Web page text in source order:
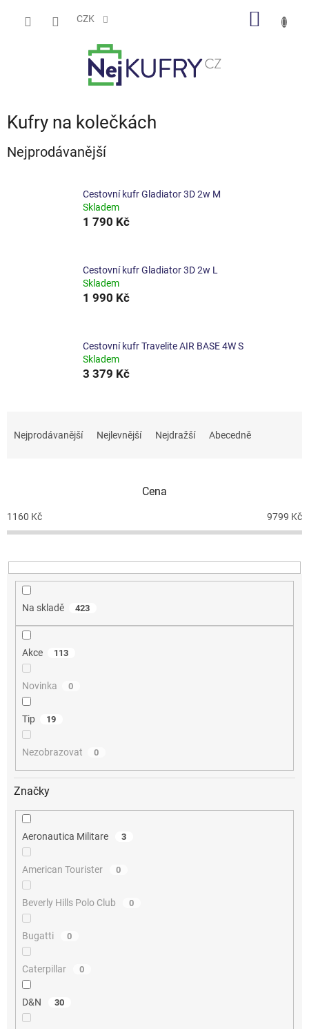
CZK
Kufry na kolečkách
Nejprodávanější
Cestovní kufr Gladiator 3D 2w M
Skladem
1 790 Kč
Cestovní kufr Gladiator 3D 2w L
Skladem
1 990 Kč
Cestovní kufr Travelite AIR BASE 4W S
Skladem
3 379 Kč
p
r
u
Nejprodávanější Nejlevnější Nejdražší Abecedně
Cena
1160 Kč 9799 Kč
Na skladě 423
Akce 113
Novinka 0
Tip 19
Nezobrazovat 0
Značky
Aeronautica Militare 3
American Tourister 0
Beverly Hills Polo Club 0
Bugatti 0
Caterpillar 0
D&N 30